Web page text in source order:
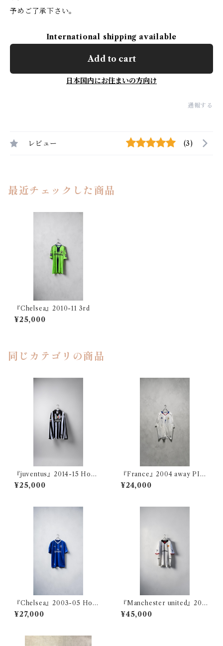
予めご了承下さい。
International shipping available
Add to cart
日本国内にお住まいの方向け
通報する
レビュー (3)
最近チェックした商品
『Chelsea』2010-11 3rd
¥25,000
同じカテゴリの商品
『juventus』2014-15 Home
TEVEZ
¥25,000
『France』2004 away PIRE
S
¥24,000
『Chelsea』2003-05 Home
LAMPARD
¥27,000
『Manchester united』200
2-03 away BECKHAM
¥45,000